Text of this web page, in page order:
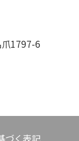
1797-6
づく表記